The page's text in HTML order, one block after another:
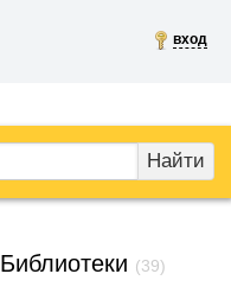
вход
Найти
Библиотеки (39)